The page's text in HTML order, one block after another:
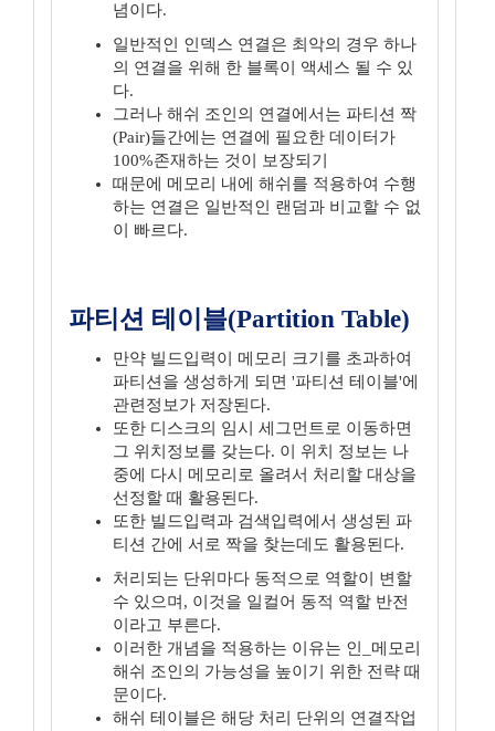
념이다.
일반적인 인덱스 연결은 최악의 경우 하나
의 연결을 위해 한 블록이 액세스 될 수 있
다.
그러나 해쉬 조인의 연결에서는 파티션 짝
(Pair)들간에는 연결에 필요한 데이터가
100%존재하는 것이 보장되기
때문에 메모리 내에 해쉬를 적용하여 수행
하는 연결은 일반적인 랜덤과 비교할 수 없
이 빠르다.
파티션 테이블(Partition Table)
만약 빌드입력이 메모리 크기를 초과하여
파티션을 생성하게 되면 '파티션 테이블'에
관련정보가 저장된다.
또한 디스크의 임시 세그먼트로 이동하면
그 위치정보를 갖는다. 이 위치 정보는 나
중에 다시 메모리로 올려서 처리할 대상을
선정할 때 활용된다.
또한 빌드입력과 검색입력에서 생성된 파
티션 간에 서로 짝을 찾는데도 활용된다.
처리되는 단위마다 동적으로 역할이 변할
수 있으며, 이것을 일컬어 동적 역할 반전
이라고 부른다.
이러한 개념을 적용하는 이유는 인_메모리
해쉬 조인의 가능성을 높이기 위한 전략 때
문이다.
해쉬 테이블은 해당 처리 단위의 연결작업